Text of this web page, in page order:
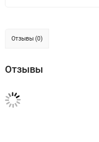
Отзывы (0)
Отзывы